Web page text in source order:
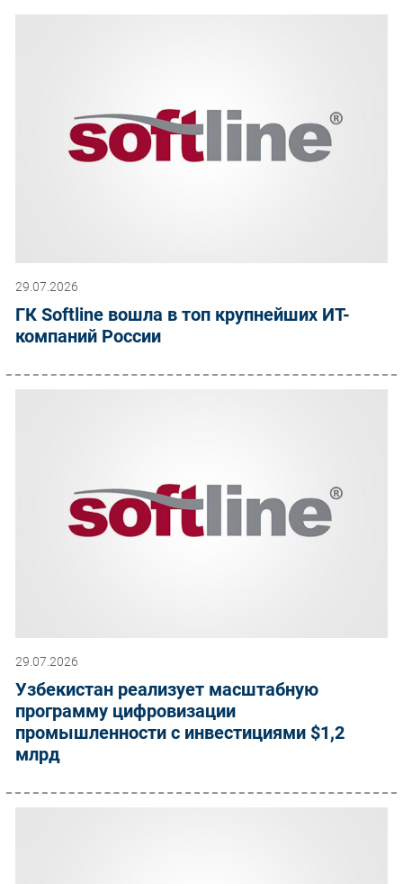
29.07.2026
ГК Softline вошла в топ крупнейших ИТ-
компаний России
29.07.2026
Узбекистан реализует масштабную
программу цифровизации
промышленности с инвестициями $1,2
млрд